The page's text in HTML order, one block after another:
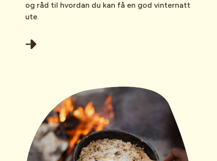
og råd til hvordan du kan få en god vinternatt
ute.